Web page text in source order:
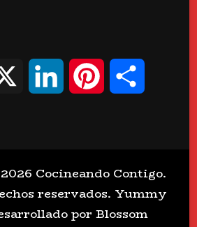
LinkedInPinterest
Cocineando Contigo.
reservados. Yummy
por Blossom